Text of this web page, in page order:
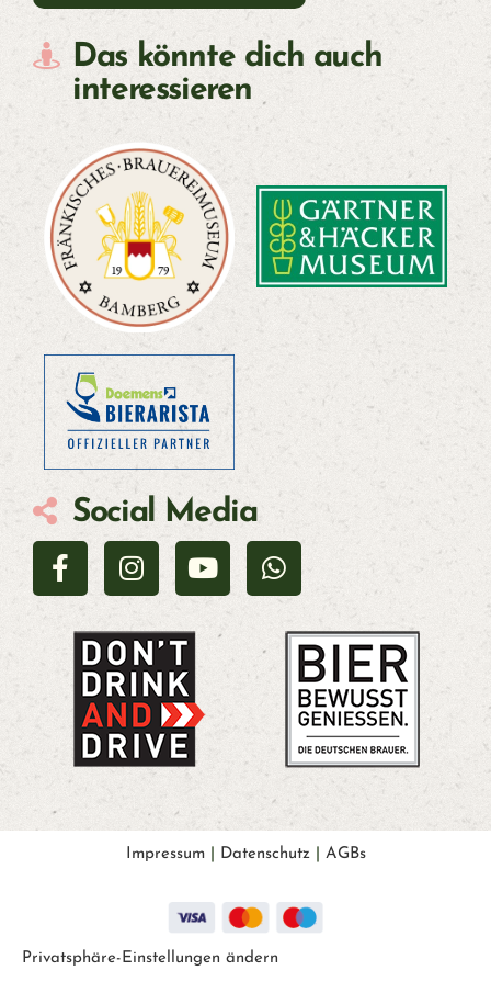
Das könnte dich auch
interessieren
Social Media
Impressum| Datenschutz| AGBs
Privatsphäre-Einstellungen ändern